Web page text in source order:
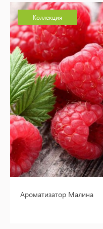
Коллекция
Ароматизатор Малина